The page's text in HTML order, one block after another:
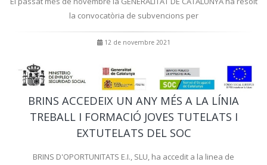
la convocatòria de subvencions per
12 de novembre 2021
BRINS ACCEDEIX UN ANY MÉS A LA LÍNIA
TREBALL I FORMACIÓ JOVES TUTELATS I
EXTUTELATS DEL SOC
BRINS D'OPORTUNITATS E.I., SLU, ha accedit a la linea de